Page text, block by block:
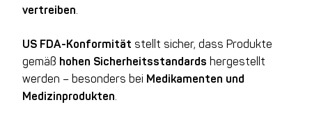
vertreiben.
US FDA-Konformität stellt sicher, dass Produkte
gemäß hohen Sicherheitsstandards hergestellt
werden – besonders bei Medikamenten und
Medizinprodukten.